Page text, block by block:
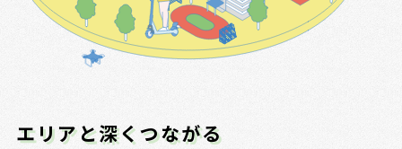
エリアと深くつながる